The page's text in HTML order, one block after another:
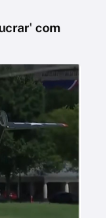
com